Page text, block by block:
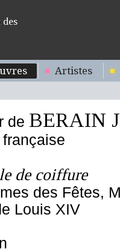
Artistes
de BERAIN
de coiffure
des Fêtes,
Louis XIV